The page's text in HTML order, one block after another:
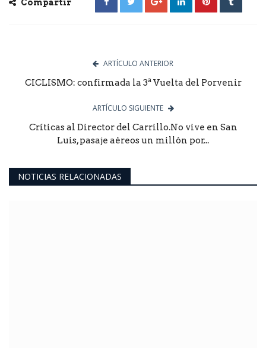
Compartir
ARTÍCULO ANTERIOR
CICLISMO: confirmada la 3ª Vuelta del Porvenir
ARTÍCULO SIGUIENTE
Críticas al Director del Carrillo.No vive en San
Luis, pasaje aéreos un millón por...
NOTICIAS RELACIONADAS